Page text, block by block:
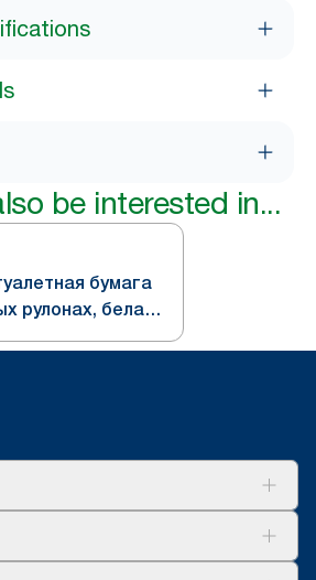
be interested in...
бумага
рулонах, белая,